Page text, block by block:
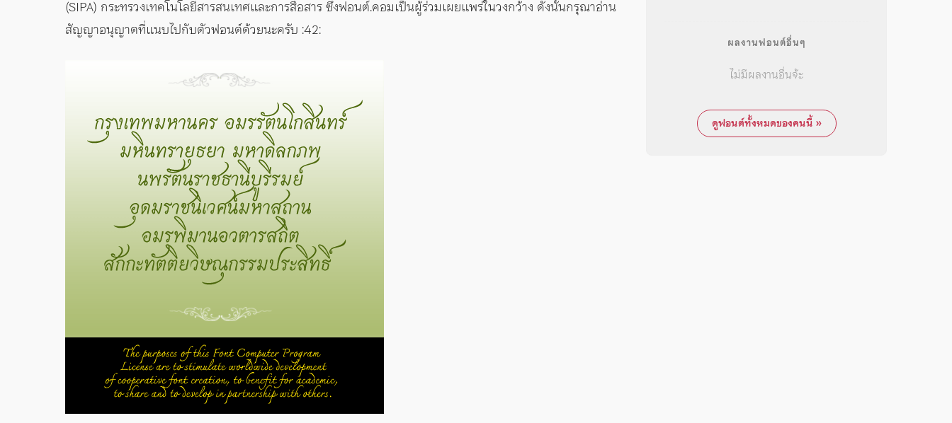
(SIPA) กระทรวงเทคโนโลยีสารสนเทศและการสื่อสาร ซึ่งฟอนต์.คอมเป็นผู้ร่วมเผยแพร่ในวงกว้าง ดังนั้นกรุณาอ่าน
สัญญาอนุญาตที่แนบไปกับตัวฟอนต์ด้วยนะครับ :42:
ผลงานฟอนต์อื่นๆ
ไม่มีผลงานอื่นจ้ะ
ดูฟอนต์ทั้งหมดของคนนี้ »